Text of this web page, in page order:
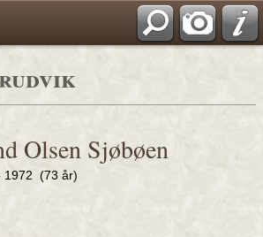
Olsen Sjøbøen
1972 (73 år)